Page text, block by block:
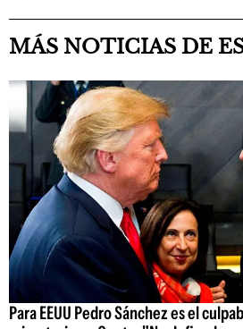
MÁS NOTICIAS DE
Para EEUU Pedro Sánchez es el